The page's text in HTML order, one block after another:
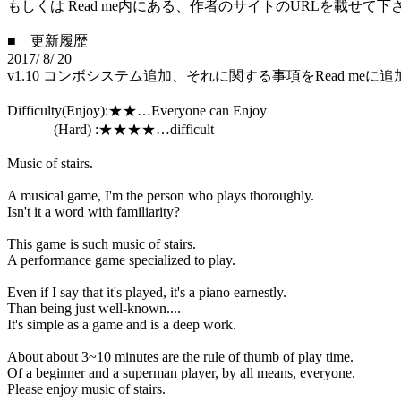
もしくは Read me内にある、作者のサイトのURLを載せて下
■ 更新履歴
2017/ 8/ 20
v1.10 コンボシステム追加、それに関する事項をRead meに追
Difficulty(Enjoy):★★…Everyone can Enjoy
(Hard) :★★★★…difficult
Music of stairs.
A musical game, I'm the person who plays thoroughly.
Isn't it a word with familiarity?
This game is such music of stairs.
A performance game specialized to play.
Even if I say that it's played, it's a piano earnestly.
Than being just well-known....
It's simple as a game and is a deep work.
About about 3~10 minutes are the rule of thumb of play time.
Of a beginner and a superman player, by all means, everyone.
Please enjoy music of stairs.